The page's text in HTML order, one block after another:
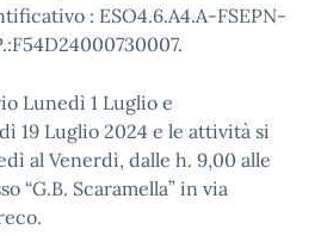
: ESO4.6.A4.A-FSEPN-
Lunedì 1 Luglio e
19 Luglio 2024 e le attività si
al Venerdì, dalle h. 9,00 alle
“G.B. Scaramella” in via